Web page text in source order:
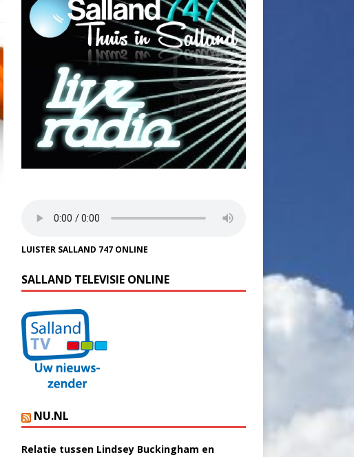
LUISTER SALLAND 747 ONLINE
SALLAND TELEVISIE ONLINE
NU.NL
Relatie tussen Lindsey Buckingham en